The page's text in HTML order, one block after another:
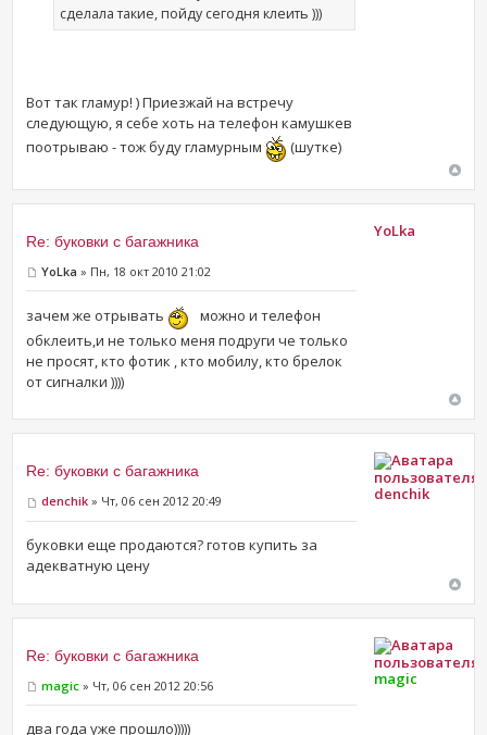
сделала такие, пойду сегодня клеить )))
Вот так гламур! ) Приезжай на встречу
следующую, я себе хоть на телефон камушкев
поотрываю - тож буду гламурным
(шутке)
Re: буковки с багажника
YoLka » Пн, 18 окт 2010 21:02
зачем же отрывать
можно и телефон
обклеить,и не только меня подруги че только
не просят, кто фотик , кто мобилу, кто брелок
от сигналки ))))
YoLka
Re: буковки с багажника
denchik » Чт, 06 сен 2012 20:49
буковки еще продаются? готов купить за
адекватную цену
denchik
Re: буковки с багажника
magic » Чт, 06 сен 2012 20:56
два года уже прошло)))))
magic